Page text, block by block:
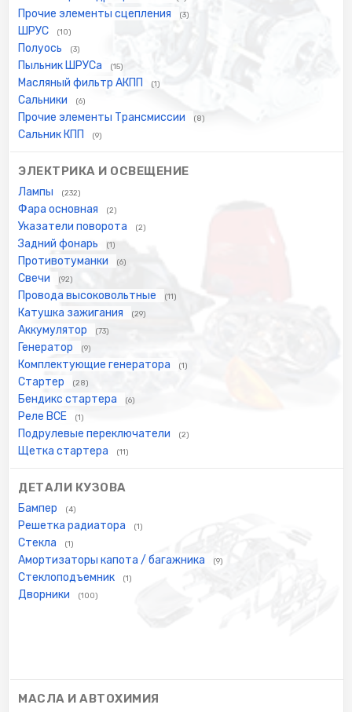
Прочие элементы сцепления (3)
ШРУС (10)
Полуось (3)
Пыльник ШРУСа (15)
Масляный фильтр АКПП (1)
Сальники (6)
Прочие элементы Трансмиссии (8)
Сальник КПП (9)
ЭЛЕКТРИКА И ОСВЕЩЕНИЕ
Лампы (232)
Фара основная (2)
Указатели поворота (2)
Задний фонарь (1)
Противотуманки (6)
Свечи (92)
Провода высоковольтные (11)
Катушка зажигания (29)
Аккумулятор (73)
Генератор (9)
Комплектующие генератора (1)
Стартер (28)
Бендикс стартера (6)
Реле ВСЕ (1)
Подрулевые переключатели (2)
Щетка стартера (11)
ДЕТАЛИ КУЗОВА
Бампер (4)
Решетка радиатора (1)
Стекла (1)
Амортизаторы капота / багажника (9)
Стеклоподъемник (1)
Дворники (100)
МАСЛА И АВТОХИМИЯ